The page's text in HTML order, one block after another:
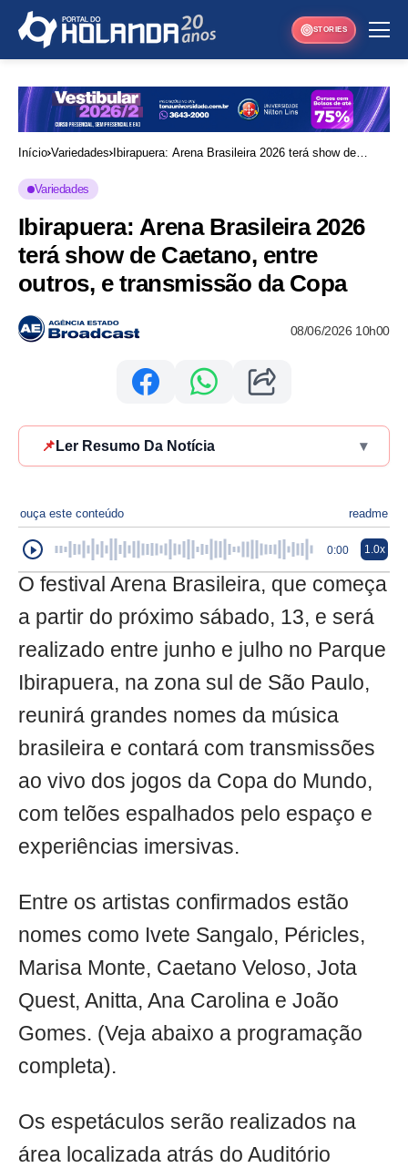
STORIES
Início Variedades
Ibirapuera: Arena Brasileira 2026 terá show de
Variedades
Ibirapuera: Arena Brasileira 2026
terá show de Caetano, entre
outros, e transmissão da Copa
08/06/2026 10h00
📌 Ler Resumo Da Notícia ▾
ouça este conteúdo readme
0:00 1.0x
O festival Arena Brasileira, que começa
a partir do próximo sábado, 13, e será
realizado entre junho e julho no Parque
Ibirapuera, na zona sul de São Paulo,
reunirá grandes nomes da música
brasileira e contará com transmissões
ao vivo dos jogos da Copa do Mundo,
com telões espalhados pelo espaço e
experiências imersivas.
Entre os artistas confirmados estão
nomes como Ivete Sangalo, Péricles,
Marisa Monte, Caetano Veloso, Jota
Quest, Anitta, Ana Carolina e João
Gomes. (Veja abaixo a programação
completa).
Os espetáculos serão realizados na
área localizada atrás do Auditório